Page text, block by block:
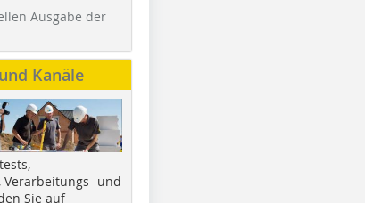
Ausgabe der
Kanäle
Verarbeitungs- und
Sie auf